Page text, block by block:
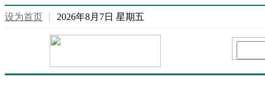
设为首页 2026年8月7日 星期五